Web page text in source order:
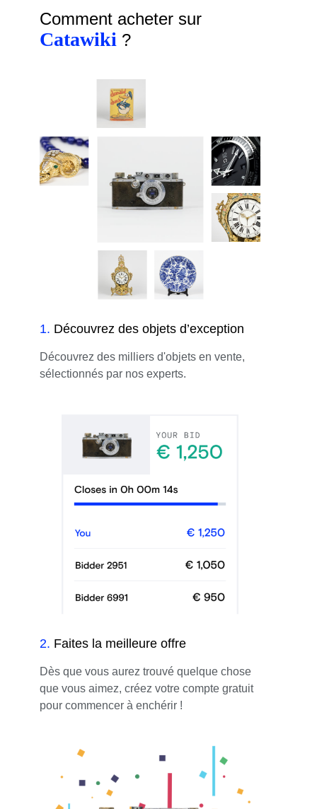
Comment acheter sur
Catawiki ?
1. Découvrez des objets d’exception
Découvrez des milliers d'objets en vente,
sélectionnés par nos experts.
2. Faites la meilleure offre
Dès que vous aurez trouvé quelque chose
que vous aimez, créez votre compte gratuit
pour commencer à enchérir !